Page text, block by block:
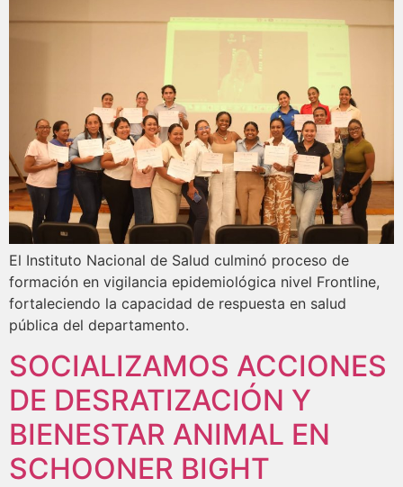
El Instituto Nacional de Salud culminó proceso de
formación en vigilancia epidemiológica nivel Frontline,
fortaleciendo la capacidad de respuesta en salud
pública del departamento.
SOCIALIZAMOS ACCIONES
DE DESRATIZACIÓN Y
BIENESTAR ANIMAL EN
SCHOONER BIGHT